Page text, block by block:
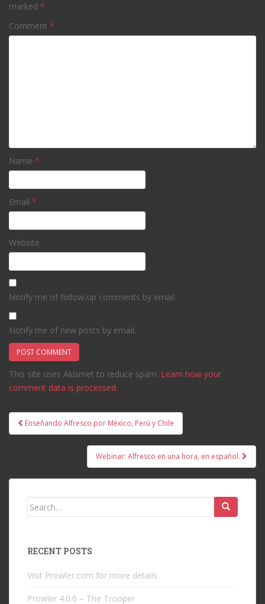
marked *
Comment *
Name *
Email *
Website
Notify me of follow-up comments by email.
Notify me of new posts by email.
This site uses Akismet to reduce spam. Learn how your
comment data is processed.
Post
navigation
Enseñando Alfresco por México, Perú y Chile
Webinar: Alfresco en una hora, en español.
Search
RECENT POSTS
Visit Prowler.com for more details.
Prowler 4.0.0 – The Trooper